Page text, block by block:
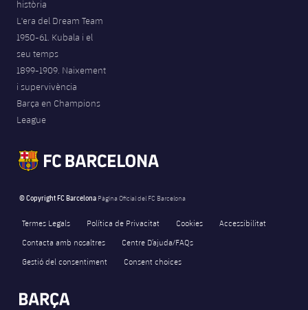
història
L'era del Dream Team
1950-61. Kubala i el
seu temps
1899-1909. Naixement
i supervivència
Barça en Champions
League
© Copyright FC Barcelona Pàgina Oficial del FC Barcelona
Termes Legals Política de Privacitat Cookies
Accessibilitat
Contacta amb nosaltres
Centre D’ajuda/FAQs
Gestió del consentiment
Consent choices